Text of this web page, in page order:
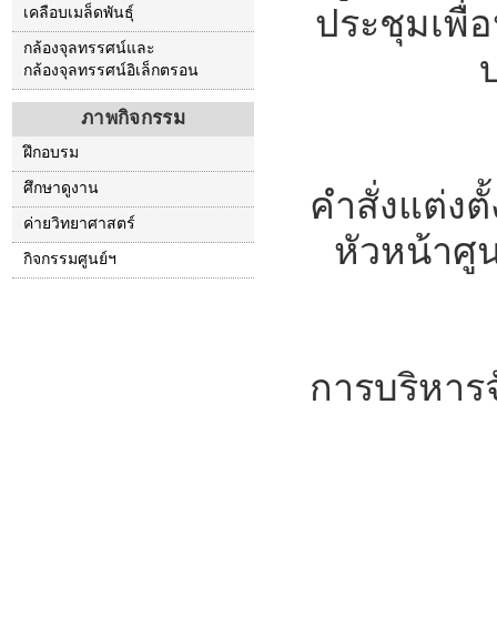
เคลือบเมล็ดพันธุ์
กล้องจุลทรรศน์และ
กล้องจุลทรรศน์อิเล็กตรอน
ภาพกิจกรรม
ฝึกอบรม
ศึกษาดูงาน
ค่ายวิทยาศาสตร์
กิจกรรมศูนย์ฯ
ประชุมเพื่
คำสั่งแต่ง
หัวหน้าศู
การบริหา